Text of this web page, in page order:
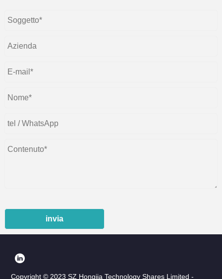
invia
Copyright © 2023 SZ Hongjia Technology Shares Limited -